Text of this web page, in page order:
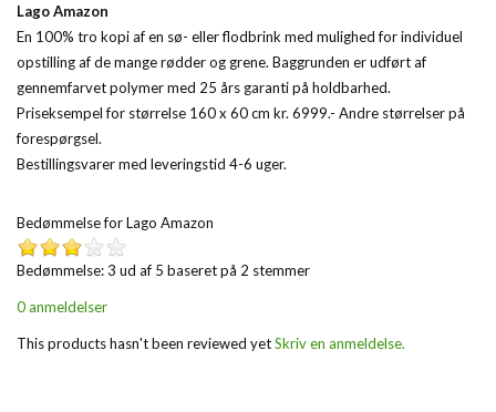
Lago Amazon
En 100% tro kopi af en sø- eller flodbrink med mulighed for individuel
opstilling af de mange rødder og grene. Baggrunden er udført af
gennemfarvet polymer med 25 års garanti på holdbarhed.
Priseksempel for størrelse 160 x 60 cm kr. 6999.- Andre størrelser på
forespørgsel.
Bestillingsvarer med leveringstid 4-6 uger.
Bedømmelse forLago Amazon
Bedømmelse: 3 ud af 5 baseret på 2 stemmer
0 anmeldelser
This products hasn't been reviewed yetSkriv en anmeldelse.